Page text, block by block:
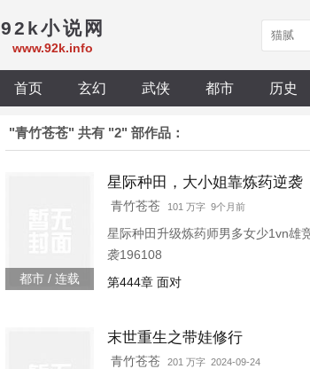
92k小说网
www.92k.info
首页 玄幻 武侠 都市 历史
"青竹苍苍" 共有 "2" 部作品：
都市 / 连载
星际种田，大小姐靠炼药逆袭
青竹苍苍 101 万字 9个月前
星际种田升级炼药师男多女少1vn雄
袭196108
第444章 面对
末世重生之带娃修行
青竹苍苍 201 万字 2024-09-24